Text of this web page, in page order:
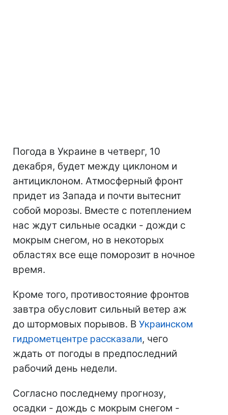
Погода в Украине в четверг, 10
декабря, будет между циклоном и
антициклоном. Атмосферный фронт
придет из Запада и почти вытеснит
собой морозы. Вместе с потеплением
нас ждут сильные осадки - дожди с
мокрым снегом, но в некоторых
областях все еще поморозит в ночное
время.
Кроме того, противостояние фронтов
завтра обусловит сильный ветер аж
до штормовых порывов. В Украинском
гидрометцентре рассказали, чего
ждать от погоды в предпоследний
рабочий день недели.
Согласно последнему прогнозу,
осадки - дождь с мокрым снегом -